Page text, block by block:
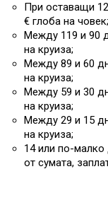
При оставащи
€ глоба на човек;
Между 119 и 90
на круиза;
Между 89 и 60
на круиза;
Между 59 и 30
на круиза;
Между 29 и 15
на круиза;
14 или по-малко
от сумата,